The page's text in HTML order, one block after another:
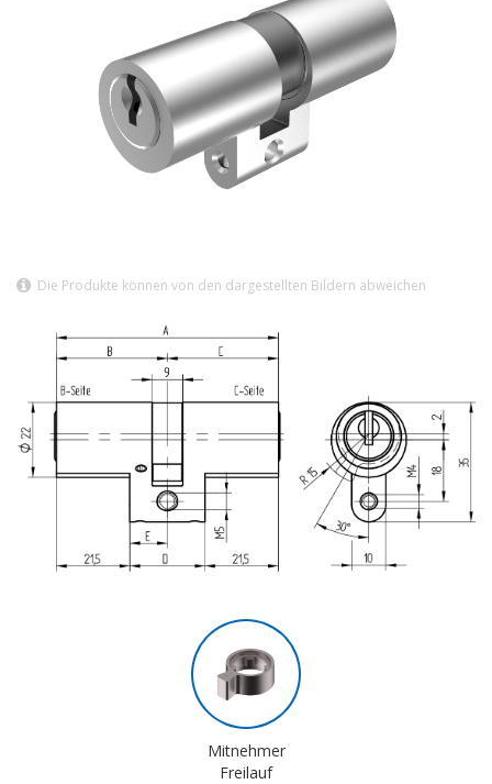
Die Produkte können von den dargestellten Bildern abweichen
Mitnehmer
Freilauf